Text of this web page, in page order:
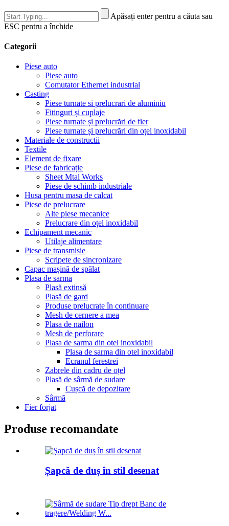
Apăsați enter pentru a căuta sau
ESC pentru a închide
Categorii
Piese auto
Piese auto
Comutator Ethernet industrial
Casting
Piese turnate si prelucrari de aluminiu
Fitinguri și cuplaje
Piese turnate și prelucrări de fier
Piese turnate și prelucrări din oțel inoxidabil
Materiale de constructii
Textile
Element de fixare
Piese de fabricație
Sheet Mtal Works
Piese de schimb industriale
Husa pentru masa de calcat
Piese de prelucrare
Alte piese mecanice
Prelucrare din oțel inoxidabil
Echipament mecanic
Utilaje alimentare
Piese de transmisie
Scripete de sincronizare
Capac mașină de spălat
Plasa de sarma
Plasă extinsă
Plasă de gard
Produse prelucrate în continuare
Mesh de cernere a mea
Plasa de nailon
Mesh de perforare
Plasa de sarma din otel inoxidabil
Plasa de sarma din otel inoxidabil
Ecranul ferestrei
Zabrele din cadru de oțel
Plasă de sârmă de sudare
Cușcă de depozitare
Sârmă
Fier forjat
Produse recomandate
Șapcă de duș în stil desenat